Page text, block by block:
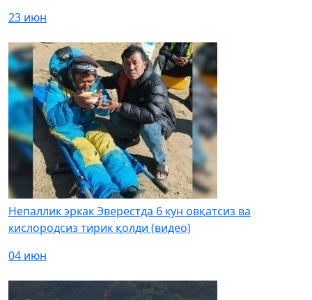
23 июн
Непаллик эркак Эверестда 6 кун овқатсиз ва
кислородсиз тирик қолди (видео)
04 июн